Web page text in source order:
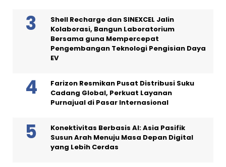
Shell Recharge dan SINEXCEL Jalin
Kolaborasi, Bangun Laboratorium
Bersama guna Mempercepat
Pengembangan Teknologi Pengisian Daya
EV
Farizon Resmikan Pusat Distribusi Suku
Cadang Global, Perkuat Layanan
Purnajual di Pasar Internasional
Konektivitas Berbasis AI: Asia Pasifik
Susun Arah Menuju Masa Depan Digital
yang Lebih Cerdas